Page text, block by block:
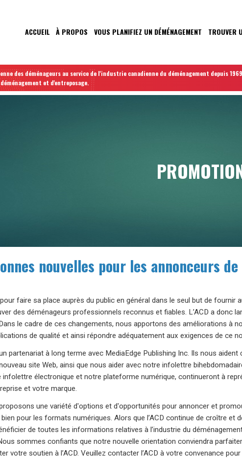
MAIN
NAVIGATION
ACCUEIL À PROPOS VOUS PLANIFIEZ UN DÉMÉNAGEMENT TROUVER
des déménageurs au service de l'industrie canadienne du déménagement depuis
et d'entreposage.
nouvelles pour les annonceurs de
faire sa place auprès du public en général dans le seul but de fournir
des déménageurs professionnels reconnus et fiables. L’ACD a donc
le cadre de ces changements, nous apportons des améliorations à
de qualité et ainsi répondre adéquatement aux exigences de ce
partenariat à long terme avec MediaEdge Publishing Inc. Ils nous aident
site Web, ainsi que nous aider avec notre infolettre
électronique et notre plateforme numérique, continueront à
et votre marque.
une variété d'options et d'opportunités pour annoncer et
pour les formats numériques. Alors que l’ACD continue de croître et
de toutes les informations relatives à l’industrie du
sommes confiants que notre nouvelle orientation conviendra
votre soutien à l’ACD. Veuillez contacter l’ACD à votre convenance